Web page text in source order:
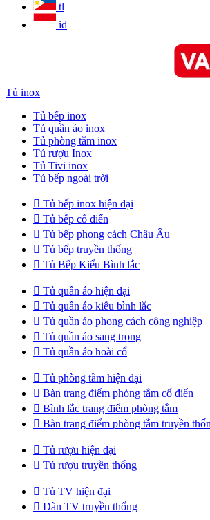
tl
id
Tủ inox
Tủ bếp inox
Tủ quần áo inox
Tủ phòng tắm inox
Tủ rượu Inox
Tủ Tivi inox
Tủ bếp ngoài trời
 Tủ bếp inox hiện đại
 Tủ bếp cổ điển
 Tủ bếp phong cách Châu Âu
 Tủ bếp truyền thống
 Tủ Bếp Kiểu Bình lắc
 Tủ quần áo hiện đại
 Tủ quần áo kiểu bình lắc
 Tủ quần áo phong cách công nghiệp
 Tủ quần áo sang trọng
 Tủ quần áo hoài cổ
 Tủ phòng tắm hiện đại
 Bàn trang điểm phòng tắm cổ điển
 Bình lắc trang điểm phòng tắm
 Bàn trang điểm phòng tắm truyền
 Tủ rượu hiện đại
 Tủ rượu truyền thống
 Tủ TV hiện đại
 Dàn TV truyền thống